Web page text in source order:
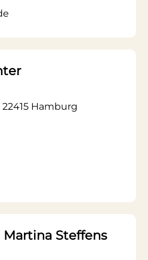
Hamburg
Steffens